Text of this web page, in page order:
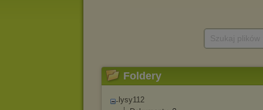
Foldery
lysy112